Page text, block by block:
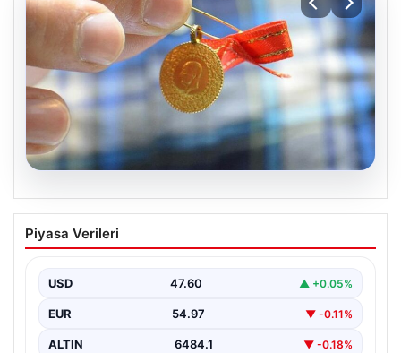
05.08.2026
Altın fiyatları canlı 8 Nisan 2026: Altın
fiyatları ne kadar oldu? Gram, çeyrek,
fiyatları
Piyasa Verileri
USD 47.60 ▲ +0.05%
EUR 54.97 ▼ -0.11%
ALTIN 6484.1 ▼ -0.18%